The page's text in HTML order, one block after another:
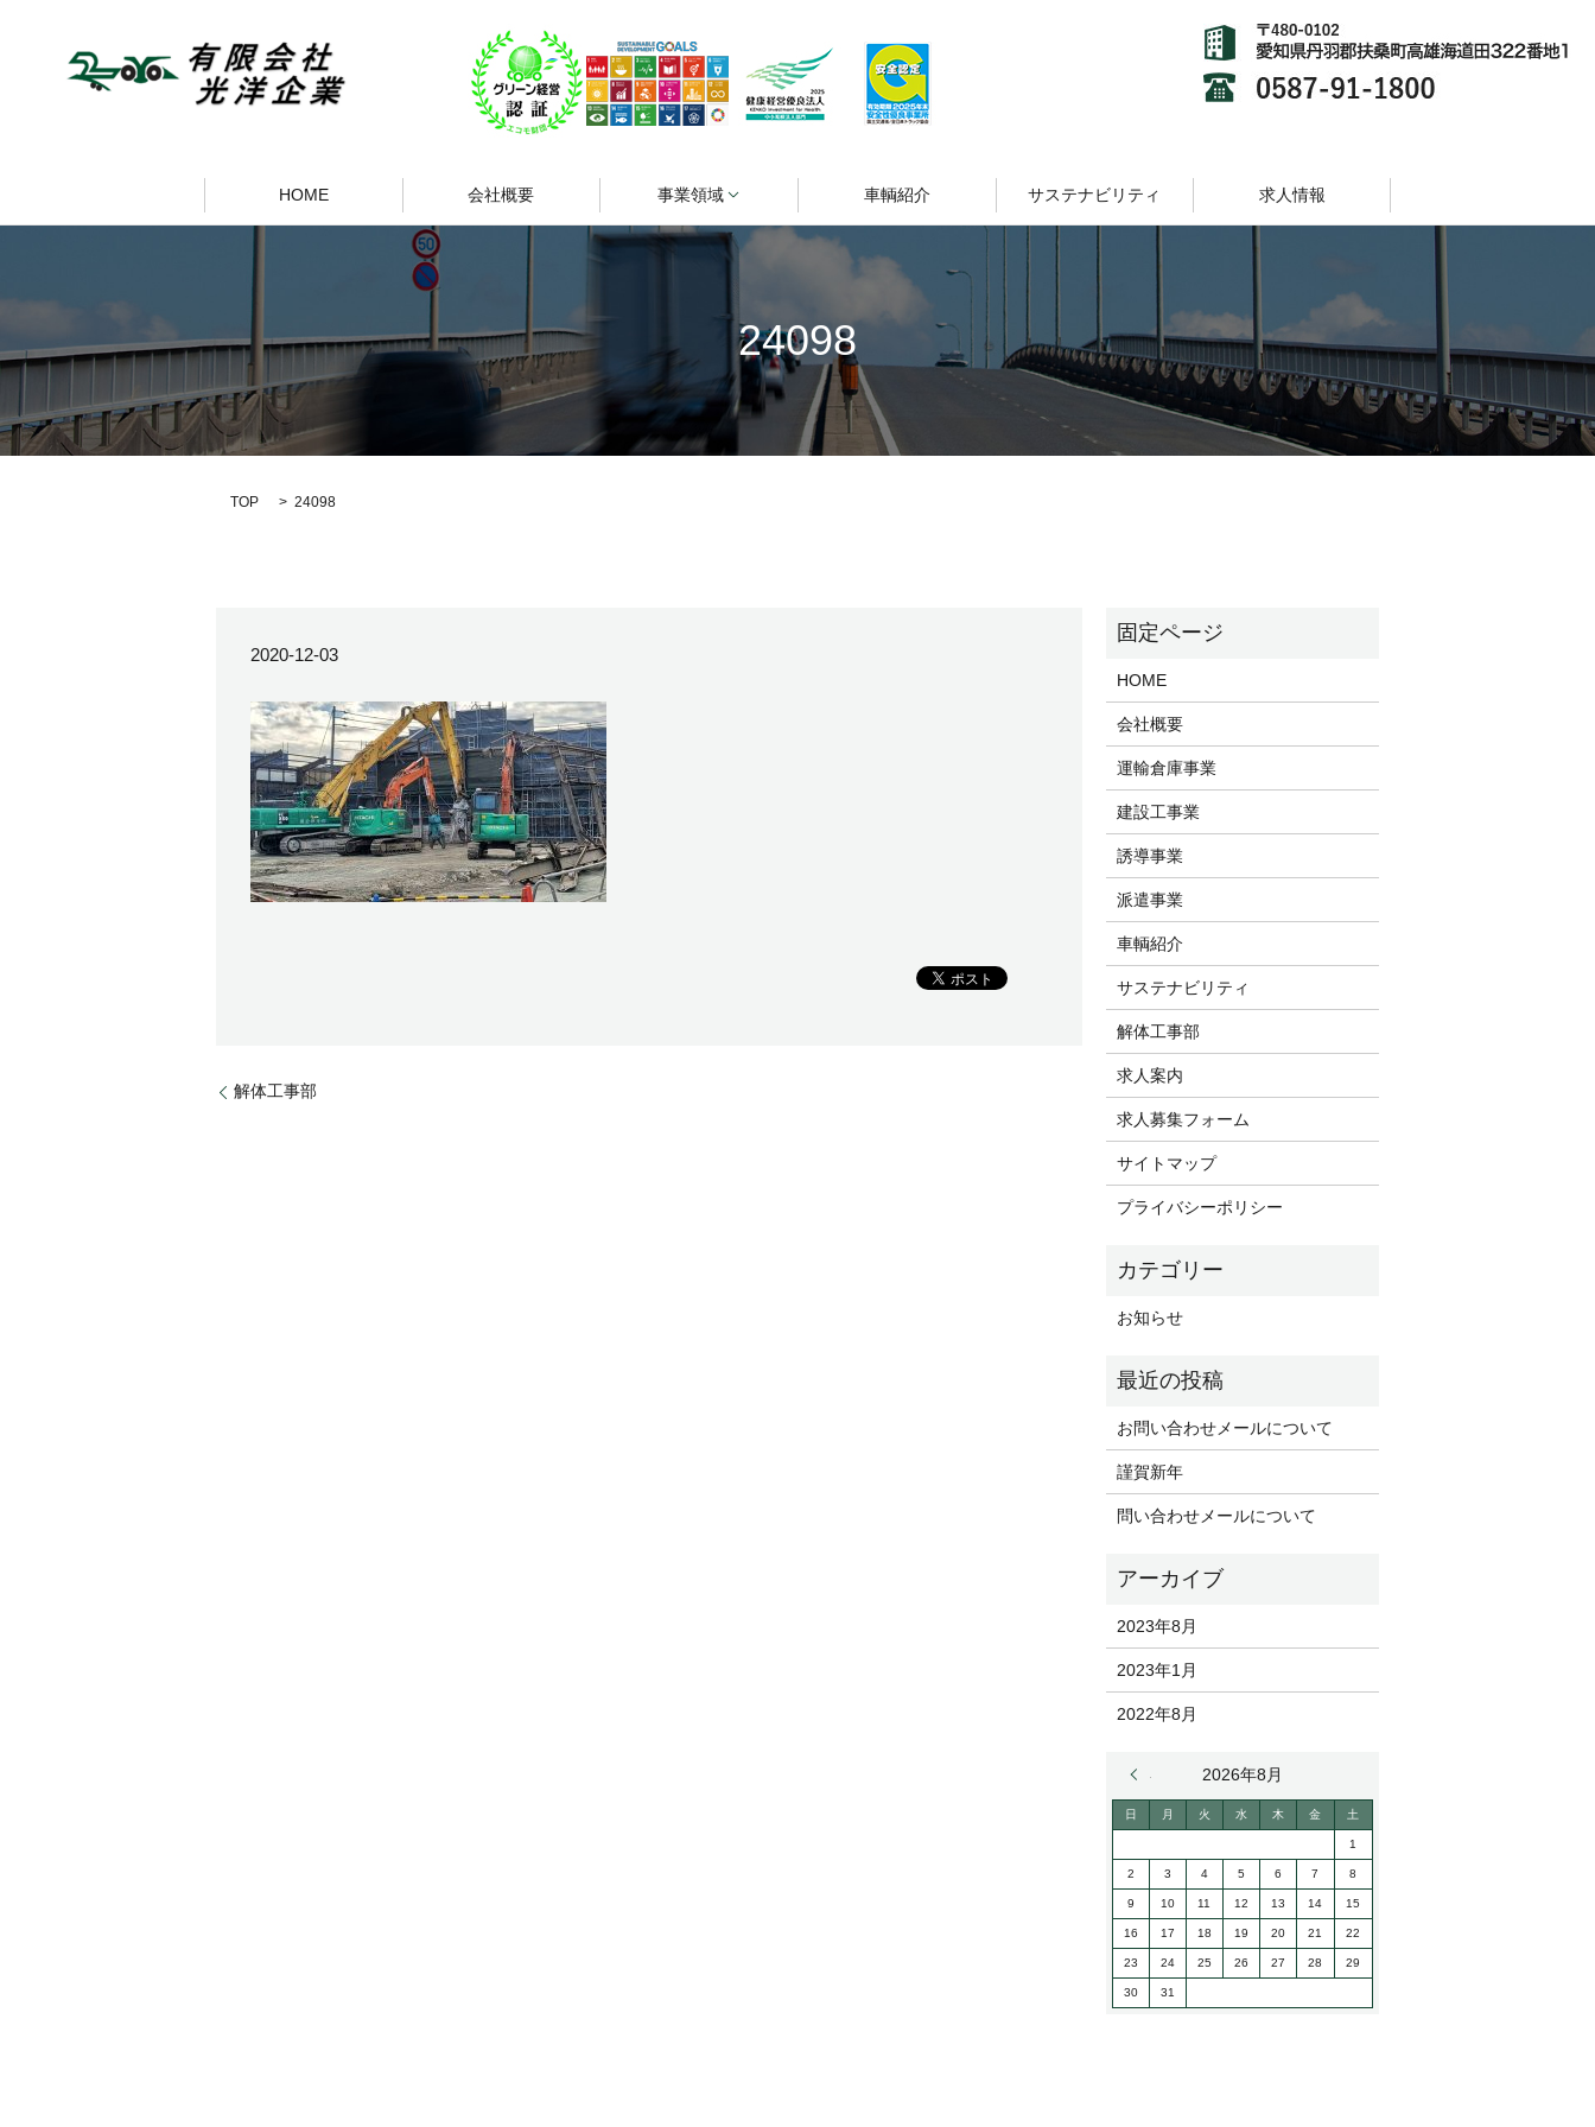
HOME 会社概要 事業領域 車輌紹介 サステナビリティ 求人情報
24098
TOP 24098
2020-12-03
解体工事部
HOME
会社概要
運輸倉庫事業
建設工事業
誘導事業
派遣事業
車輌紹介
サステナビリティ
解体工事部
求人案内
求人募集フォーム
サイトマップ
プライバシーポリシー
お知らせ
お問い合わせメールについて
謹賀新年
問い合わせメールについて
2023年8月
2023年1月
2022年8月
2026年8月
日 月 火 水 木 金 土
1
2 3 4 5 6 7 8
9 10 11 12 13 14 15
16 17 18 19 20 21 22
23 24 25 26 27 28 29
30 31